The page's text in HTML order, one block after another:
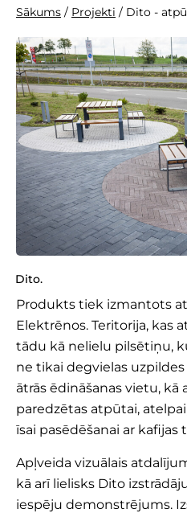
Sākums / Projekti / Dito -
Dito.
Produkts tiek izmantots
Elektrēnos. Teritorija, kas
tādu kā nelielu pilsētiņu,
ne tikai degvielas
ātrās ēdināšanas vietu, kā
paredzētas atpūtai,
īsai pasēdēšanai ar kafijas
Apļveida vizuālais
kā arī lielisks Dito
iespēju demonstrējums.